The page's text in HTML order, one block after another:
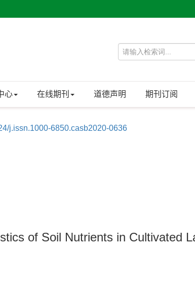
心 在线期刊 道德声明 期刊订阅
j.issn.1000-6850.casb2020-0636
of Soil Nutrients in Cultivated